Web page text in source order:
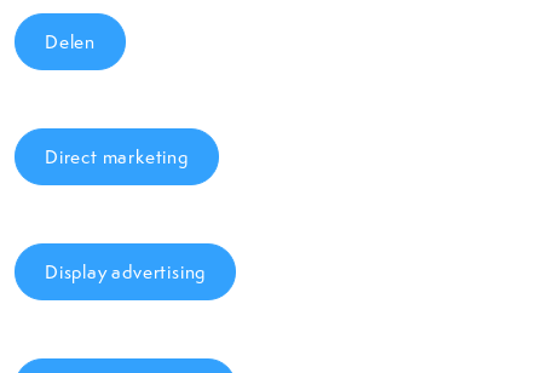
Delen
Direct marketing
Display advertising